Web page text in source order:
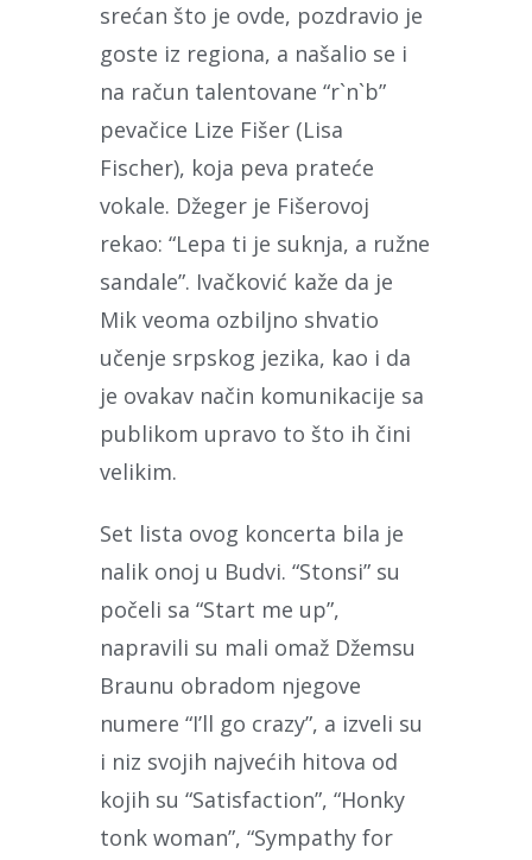
srećan što je ovde, pozdravio je
goste iz regiona, a našalio se i
na račun talentovane “r`n`b”
pevačice Lize Fišer (Lisa
Fischer), koja peva prateće
vokale. Džeger je Fišerovoj
rekao: “Lepa ti je suknja, a ružne
sandale”. Ivačković kaže da je
Mik veoma ozbiljno shvatio
učenje srpskog jezika, kao i da
je ovakav način komunikacije sa
publikom upravo to što ih čini
velikim.
Set lista ovog koncerta bila je
nalik onoj u Budvi. “Stonsi” su
počeli sa “Start me up”,
napravili su mali omaž Džemsu
Braunu obradom njegove
numere “I’ll go crazy”, a izveli su
i niz svojih najvećih hitova od
kojih su “Satisfaction”, “Honky
tonk woman”, “Sympathy for